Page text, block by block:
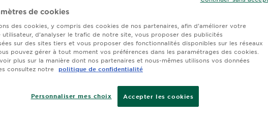
de cookies
des cookies, y compris des cookies de nos partenaires, afin d’améliorer votre
utilisateur, d’analyser le trafic de notre site, vous proposer des publicités
sur des sites tiers et vous proposer des fonctionnalités disponibles sur les réseaux
pouvez gérer à tout moment vos préférences dans les paramétrages des cookies.
plus sur la manière dont nos partenaires et nous-mêmes utilisons vos données
consultez notre
politique de confidentialité
Accepter les cookies
Personnaliser mes choix